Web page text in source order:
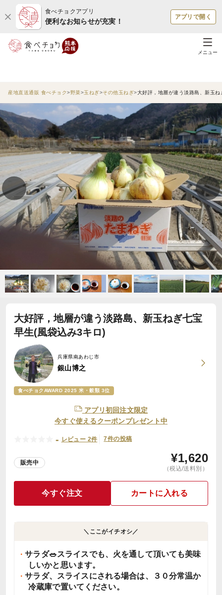
食べチョクアプリ
便利なお知らせが充実！
アプリで開く
メニュー
産地直送通販 食べチョク 野菜 玉ねぎ その他玉ねぎ 大好評，地層が違う淡路島、新玉
大好評，地層が違う淡路島、新玉ねぎ七宝
早生(風袋込み3キロ)
兵庫県南あわじ市
銀山博之
食べチョクAWARD 2025 米・穀類 3位
アプリ初回注文限定
今すぐ使えるクーポンプレゼント中
- レビュー 2件 7件の投稿
販売中 ¥1,620
（税込/送料別）
今すぐ注文 カートに入れる
＼ここがイチオシ／
サラダ🥗スライスでも、火を通して頂いても美味
しいかと思います。
サラダ、スライスにされる場合は、３０分常温か
冷蔵庫で置いてください。